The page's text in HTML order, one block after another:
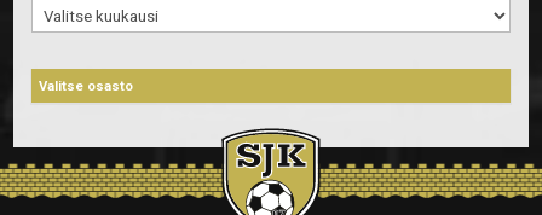
Arkistot